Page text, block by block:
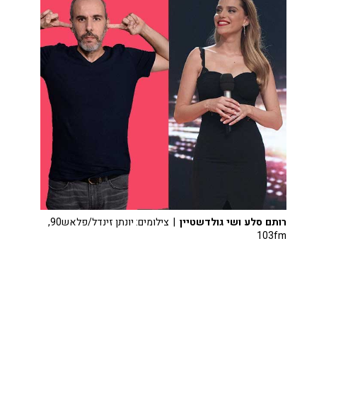
רותם סלע ושי גולדשטיין
| צילומים: יונתן זינדל/פלאש90,
103fm